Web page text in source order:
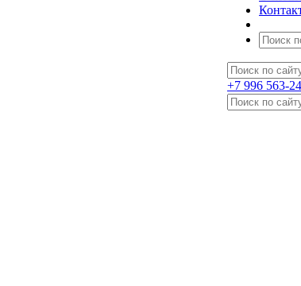
+7 996 563-